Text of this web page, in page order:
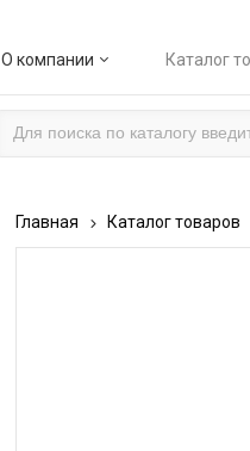
О компании Каталог
Главная Каталог товаров